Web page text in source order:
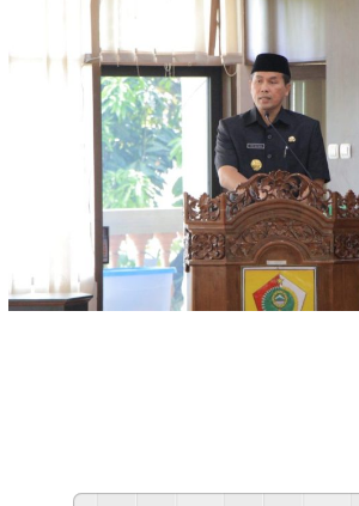
Bupati Wonogiri, Joko Sutopo,